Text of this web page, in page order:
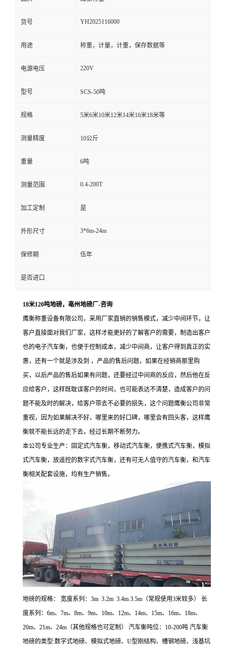
货号 YH2025116000
用途 称重，计量，计重，保存数据等
电源电压 220V
型号 SCS-50吨
规格 5米6米10米12米14米16米18米等
测量精度 10公斤
重量 6吨
测量范围 0.4-200T
加工定制 是
外形尺寸 3*6m-24m
保修期 伍年
是否进口
18米120吨地磅，亳州地磅厂-咨询
鹰衡称重设备有限公司，采用厂家直销的销售模式，减少中间环节，让
客户直接面对我们厂家，这样才能更好的了解客户的需要，制造出客户
也的电子汽车衡，也便于控制成本，减少中间商，让客户得到真正的实
惠，还有一个就是涉及到 ，产品的售后问题，如果在经销商那里购
买，以后产品的售后如果有问题，还要经过中间商的反应，然后他在反
应给客户，这样既耽误客户的时间，也可能表达不清楚，造成客户的问
题不能及时的解决，给客户带去不必要的损失，这个问题鹰衡公司非常
重视，因为如果解决不好，哪里来的好口碑，哪里会有回头客，这样鹰
衡就不能长远的走下去，经过长期不断努力。
本公司专业生产：
固定式汽车衡，移动式汽车衡，便携式汽车衡，模拟
式汽车衡，放遥控的数字式汽车衡，还有可无人值守的汽车衡，和汽车
衡相关配套设施，均有生产销售。
地磅的规格： 宽度系列：3m 3.2m 3.4m 3.5m（常规使用3米较多） 长
度系列：6m、7m、8m、9m、10m、12m、14m、15m、16m、18m、
20m、21m、24m（其他规格也可定制） 汽车衡吨位：10-200吨 汽车衡
地磅的类型:数字式地磅、模拟式地磅、U型刚结构、槽钢地磅、浅基坑